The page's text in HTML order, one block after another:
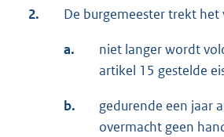
2. De burgemeester trekt
a.
niet langer wordt
artikel 15 gestelde
b.
gedurende een jaar
overmacht geen